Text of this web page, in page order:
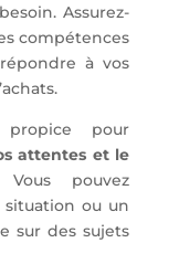
Assurez-
compétences
à vos
pour
attentes et le
pouvez
ou un
sur des sujets